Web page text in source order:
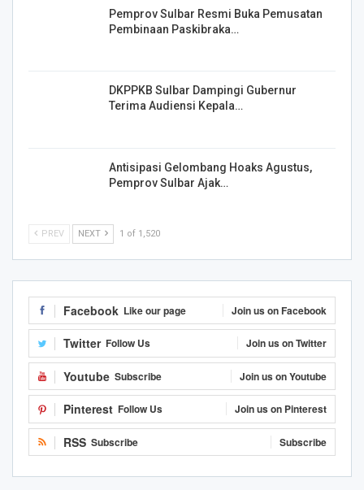
Pemprov Sulbar Resmi Buka Pemusatan
Pembinaan Paskibraka…
DKPPKB Sulbar Dampingi Gubernur
Terima Audiensi Kepala…
Antisipasi Gelombang Hoaks Agustus,
Pemprov Sulbar Ajak…
PREV NEXT 1 of 1,520
Facebook Like our page Join us on Facebook
Twitter Follow Us Join us on Twitter
Youtube Subscribe Join us on Youtube
Pinterest Follow Us Join us on Pinterest
RSS Subscribe Subscribe